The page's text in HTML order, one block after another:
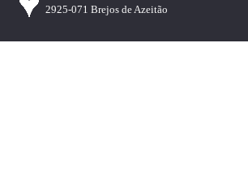
2925-071 Brejos de Azeitão